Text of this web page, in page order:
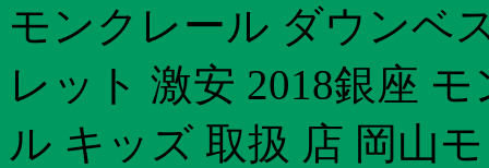
モンクレール ダウンベ
レット 激安 2018銀座
ル キッズ 取扱 店 岡山